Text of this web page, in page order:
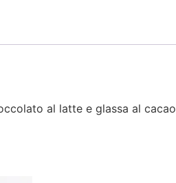
al latte e glassa al cacao